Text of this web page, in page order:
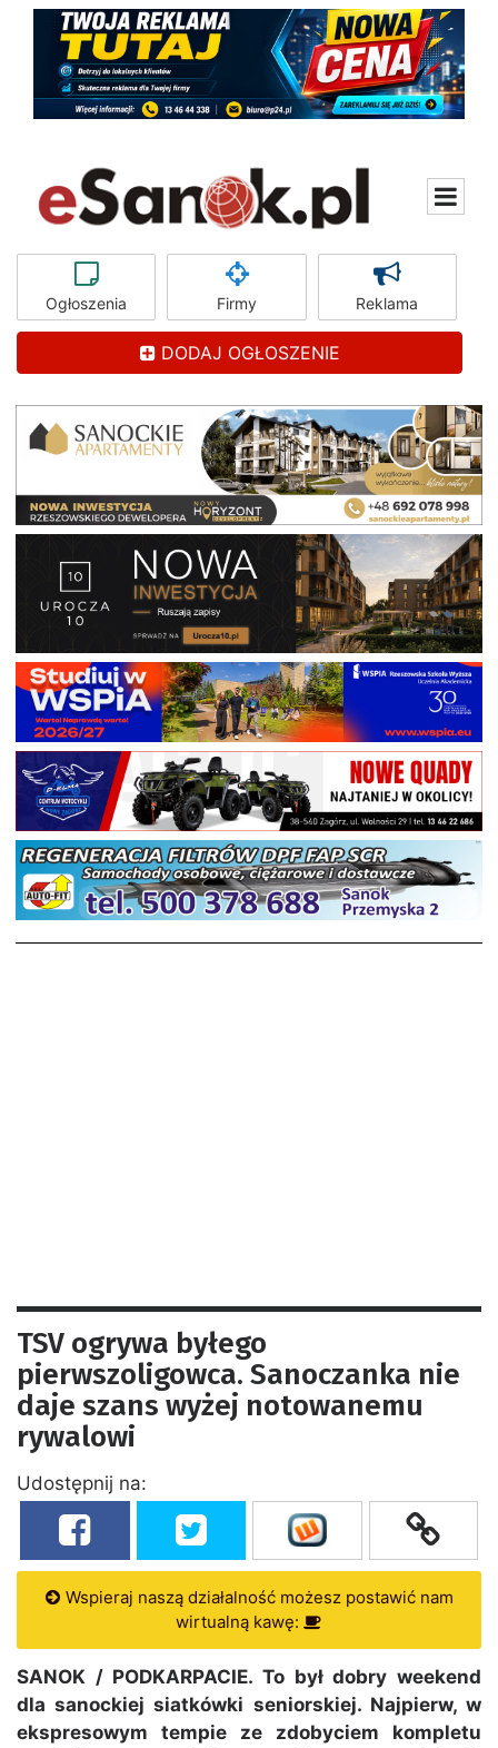
Ogłoszenia Firmy Reklama
DODAJ OGŁOSZENIE
TSV ogrywa byłego
pierwszoligowca. Sanoczanka nie
daje szans wyżej notowanemu
rywalowi
Udostępnij na:
Wspieraj naszą działalność możesz postawić nam
wirtualną kawę:
SANOK / PODKARPACIE. To był dobry weekend
dla sanockiej siatkówki seniorskiej. Najpierw, w
ekspresowym tempie ze zdobyciem kompletu